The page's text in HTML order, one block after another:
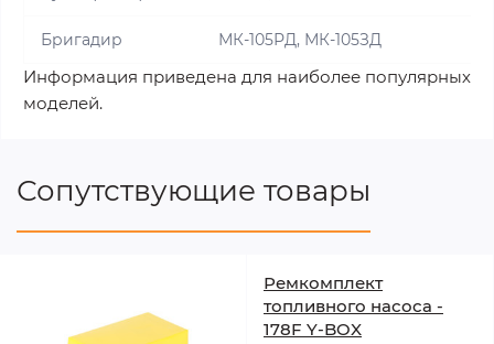
Бригадир МК-105РД, МК-105ЗД
Информация приведена для наиболее популярных
моделей.
Сопутствующие товары
Ремкомплект
топливного насоса -
178F Y-BOX